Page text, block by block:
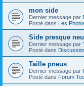
mon side
Dernier message par
Posté dans Les
Side presque
Dernier message par
Posté dans
Taille pneus
Dernier message par
Posté dans Forum